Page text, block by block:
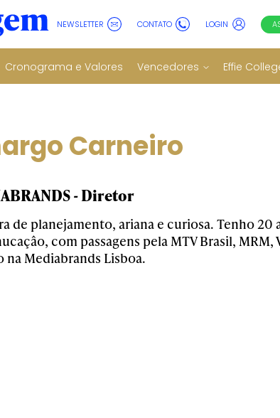
NEWSLETTER CONTATO LOGIN
Cronograma e Valores Vencedores Effie
Carneiro
- Diretor
de planejamento, ariana e curiosa. Tenho 20
com passagens pela MTV Brasil,
na Mediabrands Lisboa.